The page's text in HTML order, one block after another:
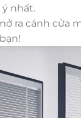
nhất.
ra cánh cửa